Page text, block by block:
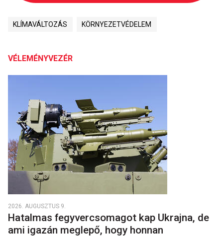
KLÍMAVÁLTOZÁS KÖRNYEZETVÉDELEM
VÉLEMÉNYVEZÉR
2026. AUGUSZTUS 9.
Hatalmas fegyvercsomagot kap Ukrajna, de
ami igazán meglepő, hogy honnan